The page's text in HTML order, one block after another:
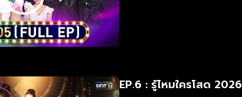
EP.6 : รู้ไหมใครโสด 2026